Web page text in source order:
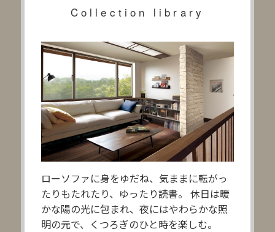
Collection library
ローソファに身をゆだね、気ままに転がっ
たりもたれたり、ゆったり読書。
休日は暖
かな陽の光に包まれ、夜にはやわらかな照
明の元で、くつろぎのひと時を楽しむ。